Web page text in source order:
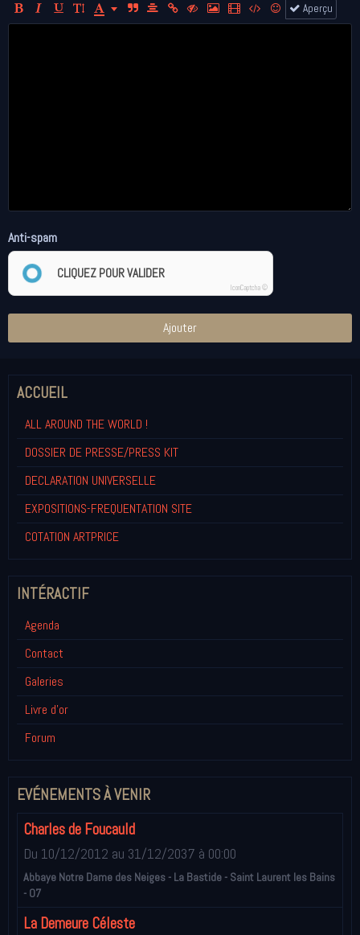
Aperçu
Anti-spam
CLIQUEZ POUR VALIDER
IconCaptcha ©
Ajouter
ACCUEIL
ALL AROUND THE WORLD !
DOSSIER DE PRESSE/PRESS KIT
DECLARATION UNIVERSELLE
EXPOSITIONS-FREQUENTATION SITE
COTATION ARTPRICE
INTÉRACTIF
Agenda
Contact
Galeries
Livre d'or
Forum
EVÉNEMENTS À VENIR
Charles de Foucauld
Du 10/12/2012 au 31/12/2037 à 00:00
Abbaye Notre Dame des Neiges - La Bastide - Saint Laurent les Bains
- 07
La Demeure Céleste